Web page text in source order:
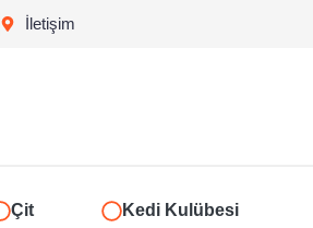
İletişim
Çit Kedi Kulübesi